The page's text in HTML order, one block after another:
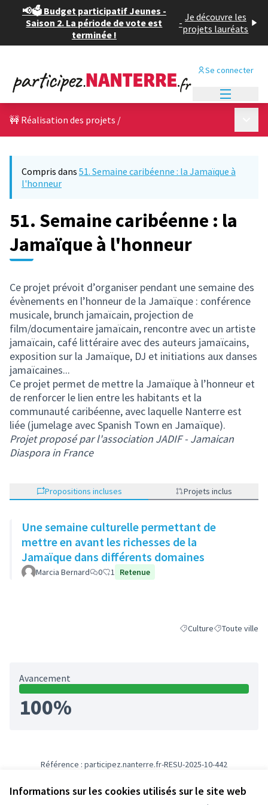
Informations sur les cookies utilisés sur le site web
📢🗳️ Budget participatif Jeunes -
Saison 2. La période de vote est
terminée !
- Je découvre les
projets lauréats
Se connecter
🚧 Réalisation des projets /
Compris dans 51. Semaine caribéenne : la Jamaïque à
l'honneur
51. Semaine caribéenne : la
Jamaïque à l'honneur
Ce projet prévoit d’organiser pendant une semaine des
évènements en l’honneur de la Jamaïque : conférence
musicale, brunch jamaïcain, projection de
film/documentaire jamaïcain, rencontre avec un artiste
jamaïcain, café littéraire avec des auteurs jamaïcains,
exposition sur la Jamaïque, DJ et initiations aux danses
jamaïcaines...
Ce projet permet de mettre la Jamaïque à l’honneur et
de renforcer le lien entre les habitants et la
communauté caribéenne, avec laquelle Nanterre est
liée (jumelage avec Spanish Town en Jamaïque).
Projet proposé par l'association JADIF - Jamaican
Diaspora in France
Propositions incluses Projets inclus
Une semaine culturelle permettant de
mettre en avant les richesses de la
Jamaïque dans différents domaines
Marcia Bernard 0 1 Retenue
Filtrer les résultats de
CultureFiltrer les
Toute ville
Avancement
100%
Référence : participez.nanterre.fr-RESU-2025-10-442